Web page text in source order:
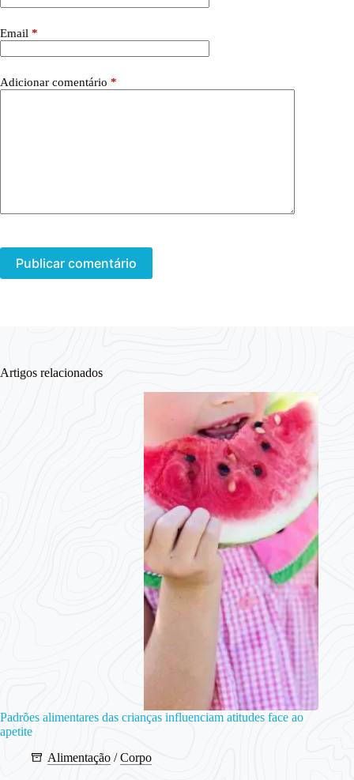
Email *
Adicionar comentário *
Publicar comentário
Artigos relacionados
Padrões alimentares das crianças influenciam atitudes face ao
apetite
Alimentação /Corpo